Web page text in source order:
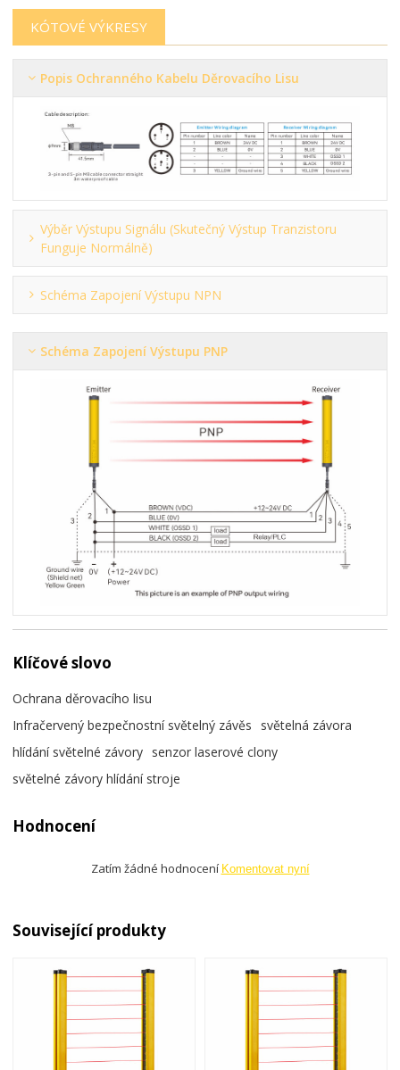
KÓTOVÉ VÝKRESY
Popis Ochranného Kabelu Děrovacího Lisu
Výběr Výstupu Signálu (skutečný Výstup Tranzistoru
Funguje Normálně)
Schéma Zapojení Výstupu NPN
Schéma Zapojení Výstupu PNP
Klíčové slovo
Ochrana děrovacího lisu
Infračervený bezpečnostní světelný závěs
světelná závora
hlídání světelné závory senzor laserové clony
světelné závory hlídání stroje
Hodnocení
Zatím žádné hodnocení Komentovat nyní
Související produkty